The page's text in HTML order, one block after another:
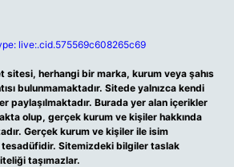
live:.cid.575569c608265c69
sitesi, herhangi bir marka, kurum veya şahıs
bulunmamaktadır. Sitede yalnızca kendi
paylaşılmaktadır. Burada yer alan içerikler
olup, gerçek kurum ve kişiler hakkında
Gerçek kurum ve kişiler ile isim
Sitemizdeki bilgiler taslak
taşımazlar.